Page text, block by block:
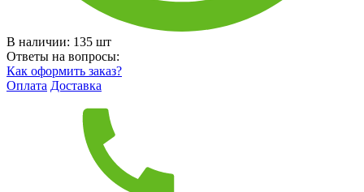
В наличии: 135 шт
Ответы на вопросы:
Как оформить заказ?
Оплата Доставка